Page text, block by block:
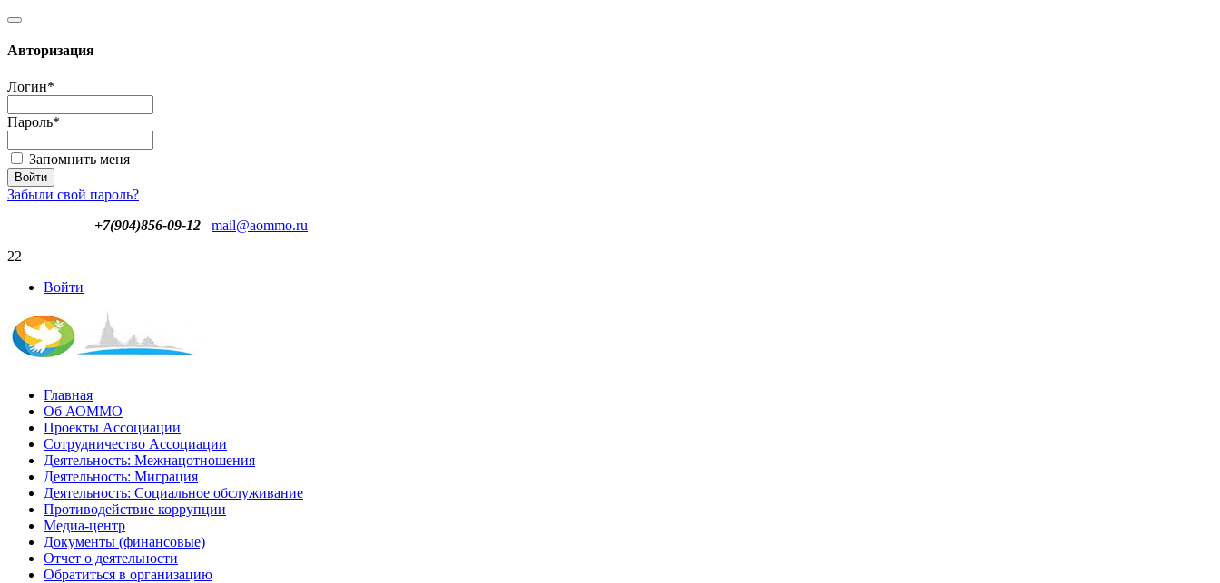
Авторизация
Логин*
Пароль*
Запомнить меня
Забыли свой пароль?
+7(904)856-09-12
mail@aommo.ru
22
Войти
Главная
Об АОММО
Проекты Ассоциации
Сотрудничество Ассоциации
Деятельность: Межнацотношения
Деятельность: Миграция
Деятельность: Социальное обслуживание
Противодействие коррупции
Медиа-центр
Документы (финансовые)
Отчет о деятельности
Обратиться в организацию